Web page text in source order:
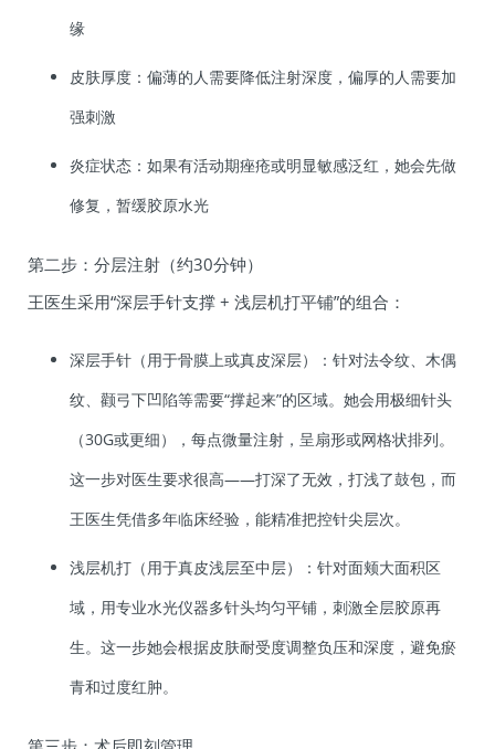
缘
皮肤厚度：偏薄的人需要降低注射深度，偏厚的人需要加
强刺激
炎症状态：如果有活动期痤疮或明显敏感泛红，她会先做
修复，暂缓胶原水光
第二步：分层注射（约30分钟）
王医生采用“深层手针支撑 + 浅层机打平铺”的组合：
深层手针（用于骨膜上或真皮深层）：针对法令纹、木偶
纹、颧弓下凹陷等需要“撑起来”的区域。她会用极细针头
（30G或更细），每点微量注射，呈扇形或网格状排列。
这一步对医生要求很高——打深了无效，打浅了鼓包，而
王医生凭借多年临床经验，能精准把控针尖层次。
浅层机打（用于真皮浅层至中层）：针对面颊大面积区
域，用专业水光仪器多针头均匀平铺，刺激全层胶原再
生。这一步她会根据皮肤耐受度调整负压和深度，避免瘀
青和过度红肿。